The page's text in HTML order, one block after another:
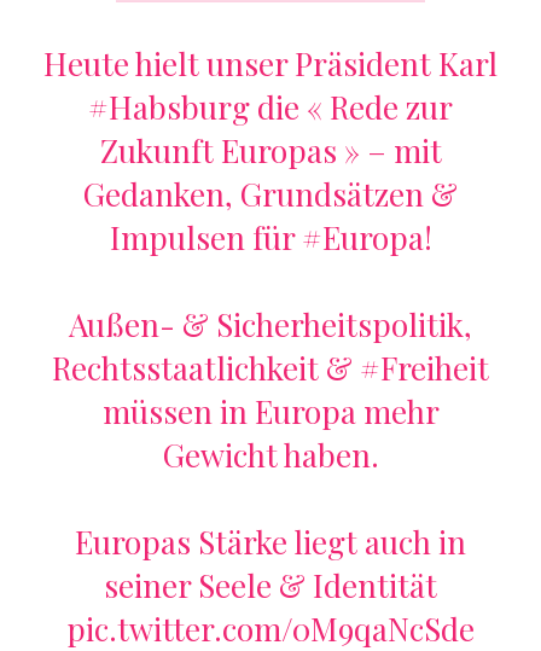
Heute hielt unser Präsident Karl
#Habsburg die « Rede zur
Zukunft Europas » – mit
Gedanken, Grundsätzen &
Impulsen für#Europa!
Außen- & Sicherheitspolitik,
Rechtsstaatlichkeit & #Freiheit
müssen in Europa mehr
Gewicht haben.
Europas Stärke liegt auch in
seiner Seele & Identität
pic.twitter.com/0M9qaNcSde